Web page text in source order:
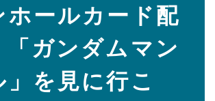
ホールカード配
「ガンダムマン
」を見に行こ